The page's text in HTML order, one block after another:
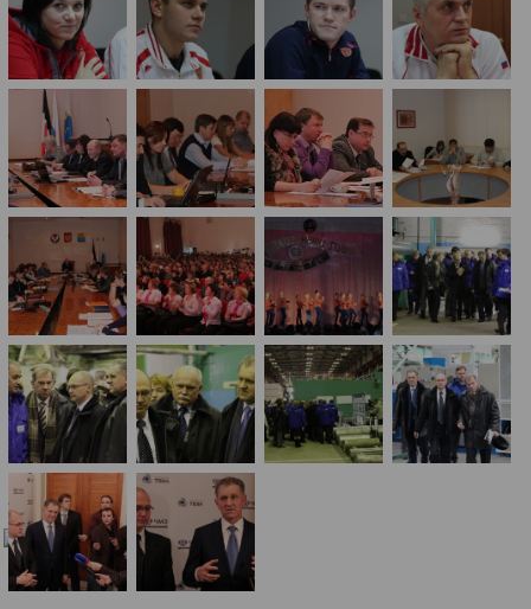
Город
Глазов
Официальный портал
муниципального
образования
История
Настоящее